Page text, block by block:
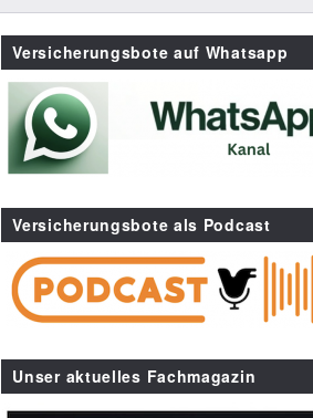
Versicherungsbote auf Whatsapp
Versicherungsbote als Podcast
Unser aktuelles Fachmagazin